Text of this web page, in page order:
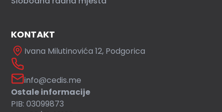
KONTAKT
Ivana Milutinovića 12, Podgorica
info@cedis.me
Ostale informacije
PIB: 03099873